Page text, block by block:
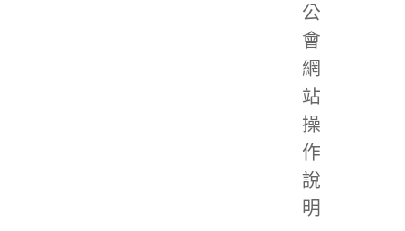
公
會
網
站
操
作
說
明